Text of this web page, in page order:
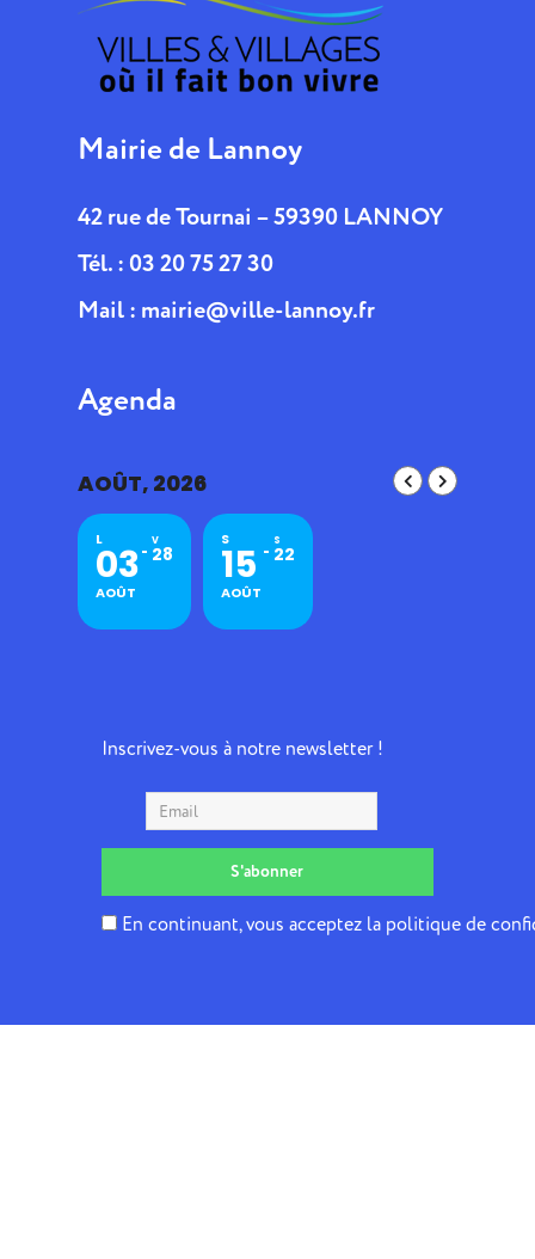
Mairie de Lannoy
42 rue de Tournai – 59390 LANNOY
Tél. : 03 20 75 27 30
Mail : mairie@ville-lannoy.fr
Agenda
AOÛT, 2026
L
03
AOÛT
V
28
S
15
AOÛT
S
22
Inscrivez-vous à notre newsletter !
En continuant, vous acceptez la politique de